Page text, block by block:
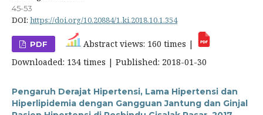
45-53
DOI: https://doi.org/10.20884/1.ki.2018.10.1.354
PDF
Abstract views: 160 times |
Downloaded: 134 times | Published: 2018-01-30
Pengaruh Derajat Hipertensi, Lama Hipertensi dan
Hiperlipidemia dengan Gangguan Jantung dan Ginjal